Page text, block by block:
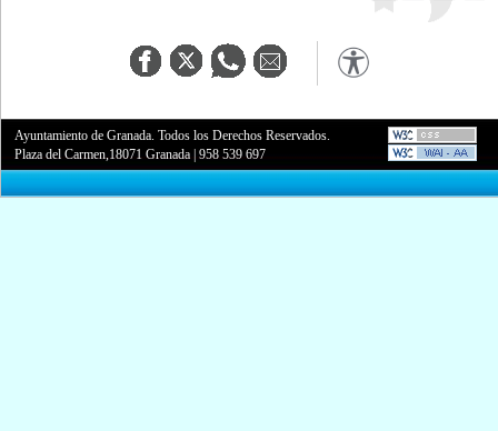
Ayuntamiento de Granada. Todos los Derechos Reservados.
Plaza del Carmen,18071 Granada |958 539 697